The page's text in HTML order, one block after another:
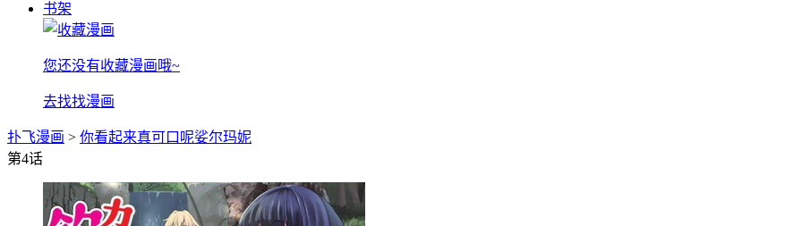
书架
您还没有收藏漫画哦~
去找找漫画
扑飞漫画 > 你看起来真可口呢娑尔玛妮
第4话